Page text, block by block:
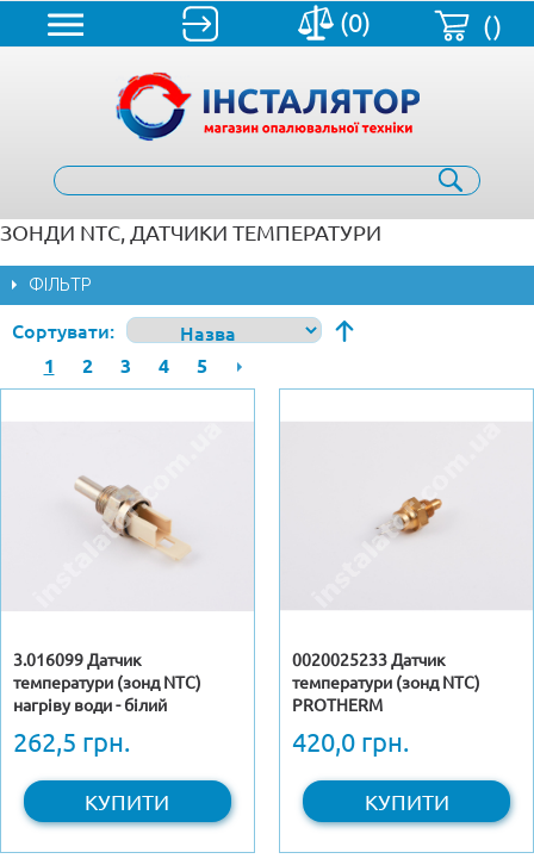
(0) ()
ЗОНДИ NTC, ДАТЧИКИ ТЕМПЕРАТУРИ
ФІЛЬТР
Сортувати
1 2 3 4 5
3.016099 Датчик
температури (зонд NTC)
нагріву води - білий
262,5 грн.
КУПИТИ
0020025233 Датчик
температури (зонд NTC)
PROTHERM
420,0 грн.
КУПИТИ